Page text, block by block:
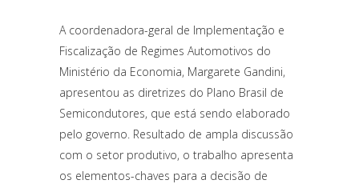
A coordenadora-geral de Implementação e
Fiscalização de Regimes Automotivos do
Ministério da Economia, Margarete Gandini,
apresentou as diretrizes do Plano Brasil de
Semicondutores, que está sendo elaborado
pelo governo. Resultado de ampla discussão
com o setor produtivo, o trabalho apresenta
os elementos-chaves para a decisão de